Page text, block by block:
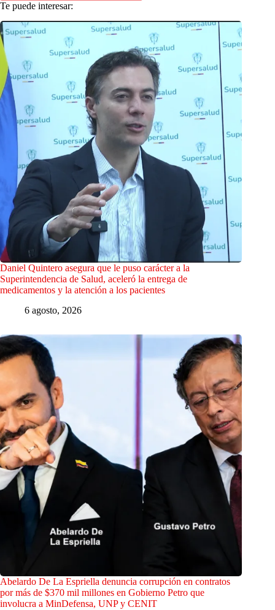
Te puede interesar:
Daniel Quintero asegura que le puso carácter a la
Superintendencia de Salud, aceleró la entrega de
medicamentos y la atención a los pacientes
6 agosto, 2026
Abelardo De La Espriella denuncia corrupción en contratos
por más de $370 mil millones en Gobierno Petro que
involucra a MinDefensa, UNP y CENIT